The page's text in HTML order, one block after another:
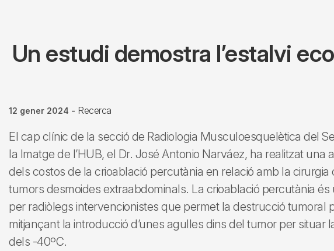
Un estudi demostra l’estalvi
12 gener 2024 - Recerca
El cap clínic de la secció de Radiologia Musculoesquelètica del
la Imatge de l’HUB, el Dr. José Antonio Narváez, ha realitzat una
dels costos de la crioablació percutània en relació amb la
tumors desmoides extraabdominals. La crioablació percutània és
per radiòlegs intervencionistes que permet la destrucció tumoral
mitjançant la introducció d’unes agulles dins del tumor per situar
dels -40ºC.